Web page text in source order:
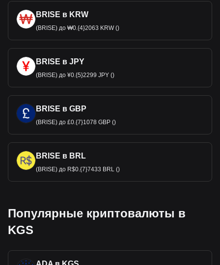
BRISE в KRW
(BRISE) до ₩0.{4}2063 KRW ()
BRISE в JPY
(BRISE) до ¥0.{5}2299 JPY ()
BRISE в GBP
(BRISE) до £0.{7}1078 GBP ()
BRISE в BRL
(BRISE) до R$0.{7}7433 BRL ()
Популярные криптовалюты в
KGS